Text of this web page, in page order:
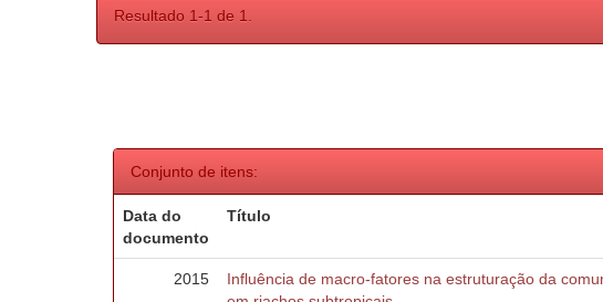
Resultado 1-1 de 1.
Conjunto de itens:
Data do
documento
Título
2015
Influência de macro-fatores na estruturação da